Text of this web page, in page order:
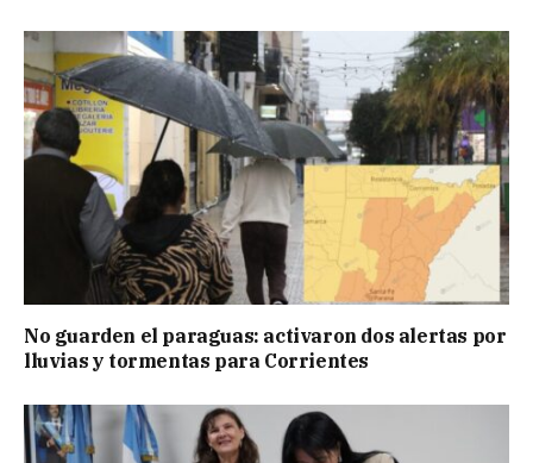
No guarden el paraguas: activaron dos alertas por
lluvias y tormentas para Corrientes